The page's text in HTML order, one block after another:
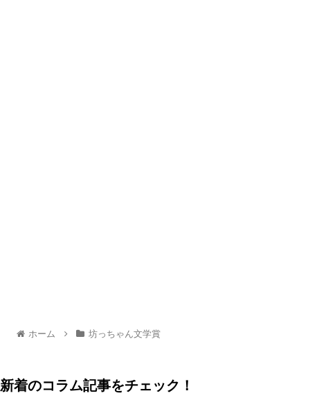
ホーム 坊っちゃん文学賞
新着のコラム記事をチェック！